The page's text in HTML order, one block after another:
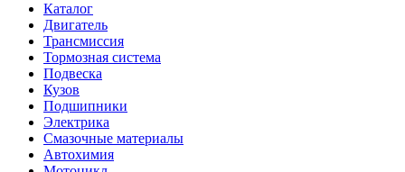
Каталог
Двигатель
Трансмиссия
Тормозная система
Подвеска
Кузов
Подшипники
Электрика
Смазочные материалы
Автохимия